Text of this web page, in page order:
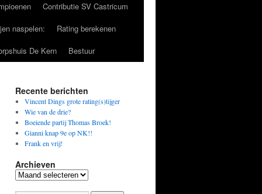
Contributie SV Castricum
naspelen:
Rating berekenen
De Kern Bestuur
Recente berichten
Vincent Dings grote rating(s)tijger
Wie van de drie?
Boeiende partij Thomas Broek!
Gianni knap 9e op NK!!
Frank en vrij!
Archieven
Archieven